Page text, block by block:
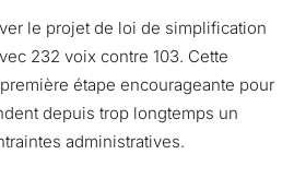
le projet de loi de simplification
232 voix contre 103. Cette
étape encourageante pour
depuis trop longtemps un
administratives.